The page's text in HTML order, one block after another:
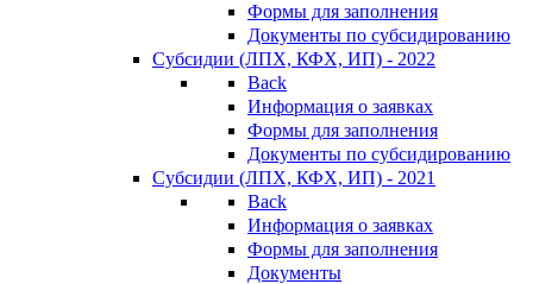
Формы для заполнения
Документы по субсидированию
Субсидии (ЛПХ, КФХ, ИП) - 2022
Back
Информация о заявках
Формы для заполнения
Документы по субсидированию
Субсидии (ЛПХ, КФХ, ИП) - 2021
Back
Информация о заявках
Формы для заполнения
Документы